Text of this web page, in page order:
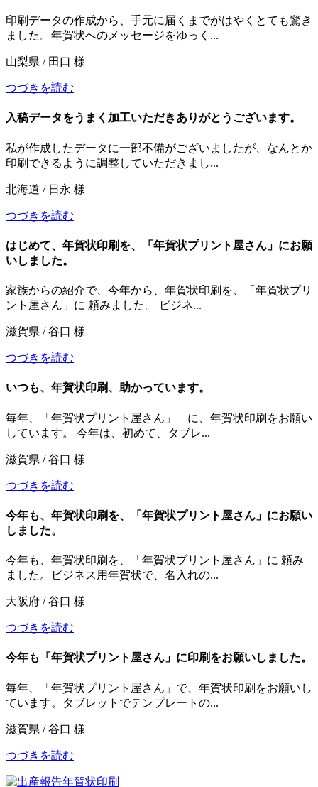
印刷データの作成から、手元に届くまでがはやくとても驚き
ました。年賀状へのメッセージをゆっく...
山梨県 / 田口 様
つづきを読む
入稿データをうまく加工いただきありがとうございます。
私が作成したデータに一部不備がございましたが、なんとか
印刷できるように調整していただきまし...
北海道 / 日永 様
つづきを読む
はじめて、年賀状印刷を、「年賀状プリント屋さん」にお願
いしました。
家族からの紹介で、今年から、年賀状印刷を、「年賀状プリ
ント屋さん」に 頼みました。 ビジネ...
滋賀県 / 谷口 様
つづきを読む
いつも、年賀状印刷、助かっています。
毎年、「年賀状プリント屋さん」 に、年賀状印刷をお願い
しています。 今年は、初めて、タブレ...
滋賀県 / 谷口 様
つづきを読む
今年も、年賀状印刷を、「年賀状プリント屋さん」にお願い
しました。
今年も、年賀状印刷を、「年賀状プリント屋さん」に 頼み
ました。ビジネス用年賀状で、名入れの...
大阪府 / 谷口 様
つづきを読む
今年も「年賀状プリント屋さん」に印刷をお願いしました。
毎年、「年賀状プリント屋さん」で、年賀状印刷をお願いし
ています。タブレットでテンプレートの...
滋賀県 / 谷口 様
つづきを読む